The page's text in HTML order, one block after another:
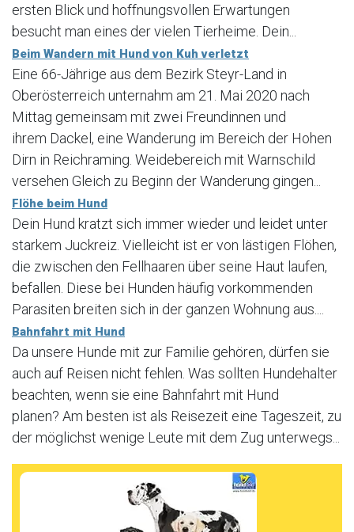
ersten Blick und hoffnungsvollen Erwartungen
besucht man eines der vielen Tierheime. Dein...
Beim Wandern mit Hund von Kuh verletzt
Eine 66-Jährige aus dem Bezirk Steyr-Land in
Oberösterreich unternahm am 21. Mai 2020 nach
Mittag gemeinsam mit zwei Freundinnen und
ihrem Dackel, eine Wanderung im Bereich der Hohen
Dirn in Reichraming. Weidebereich mit Warnschild
versehen Gleich zu Beginn der Wanderung gingen...
Flöhe beim Hund
Dein Hund kratzt sich immer wieder und leidet unter
starkem Juckreiz. Vielleicht ist er von lästigen Flöhen,
die zwischen den Fellhaaren über seine Haut laufen,
befallen. Diese bei Hunden häufig vorkommenden
Parasiten breiten sich in der ganzen Wohnung aus....
Bahnfahrt mit Hund
Da unsere Hunde mit zur Familie gehören, dürfen sie
auch auf Reisen nicht fehlen. Was sollten Hundehalter
beachten, wenn sie eine Bahnfahrt mit Hund
planen? Am besten ist als Reisezeit eine Tageszeit, zu
der möglichst wenige Leute mit dem Zug unterwegs...